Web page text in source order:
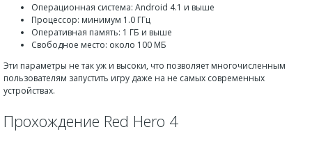
Операционная система: Android 4.1 и выше
Процессор: минимум 1.0 ГГц
Оперативная память: 1 ГБ и выше
Свободное место: около 100 МБ
Эти параметры не так уж и высоки, что позволяет многочисленным
пользователям запустить игру даже на не самых современных
устройствах.
Прохождение Red Hero 4